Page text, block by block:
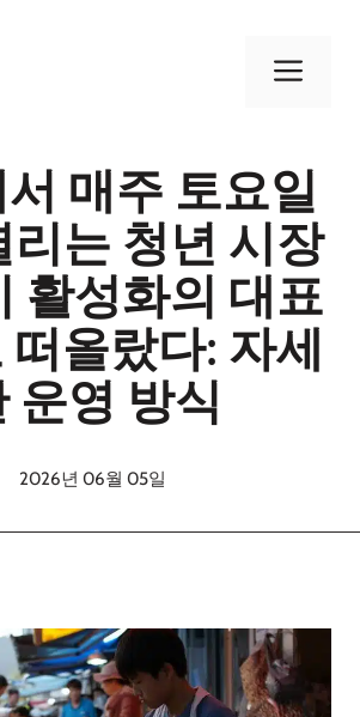
메
매주 토요일
리는 청년 시장
활성화의 대표
올랐다: 자세
운영 방식
2026년 06월 05일